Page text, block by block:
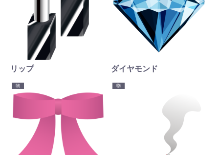
リップ ダイヤモンド
物 物